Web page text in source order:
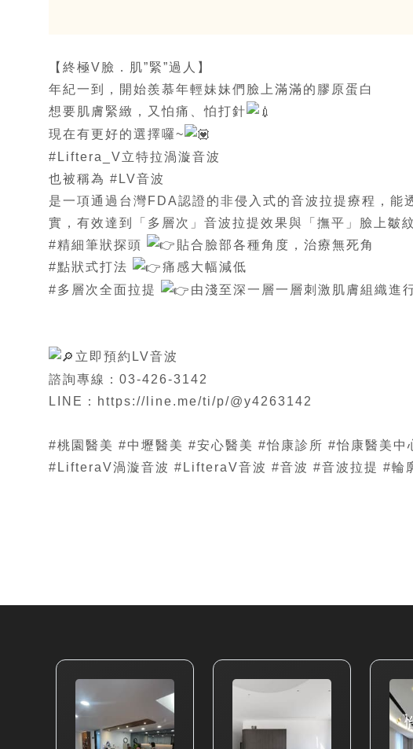
【終極V臉．肌”緊”過人】
年紀一到，開始羨慕年輕妹妹們臉上滿滿的膠原蛋白
想要肌膚緊緻，又怕痛、怕打針
現在有更好的選擇囉~
#Liftera_V立特拉渦漩音波
也被稱為 #LV音波
是一項通過台灣FDA認證的非侵入式的音波拉提療程，
實，有效達到「多層次」音波拉提效果與「撫平」臉上皺
#精細筆狀探頭
貼合臉部各種角度，治療無死角
#點狀式打法
痛感大幅減低
#多層次全面拉提
由淺至深一層一層刺激肌膚組織進
立即預約LV音波
諮詢專線：03-426-3142
LINE：
https://line.me/ti/p/@y4263142
#桃園醫美 #中壢醫美 #安心醫美 #怡康診所 #怡康醫美中
#LifteraV渦漩音波 #LifteraV音波 #音波 #音波拉提 #輪